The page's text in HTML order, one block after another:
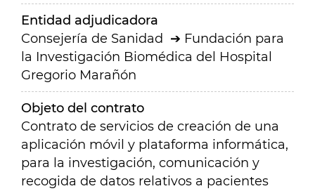
Entidad adjudicadora
Consejería de Sanidad
Fundación para
la Investigación Biomédica del Hospital
Gregorio Marañón
Objeto del contrato
Contrato de servicios de creación de una
aplicación móvil y plataforma informática,
para la investigación, comunicación y
recogida de datos relativos a pacientes